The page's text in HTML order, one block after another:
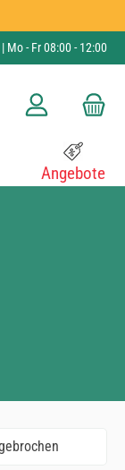
| Mo - Fr 08:00 - 12:00
hast 0 Produkte auf
Angebote